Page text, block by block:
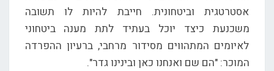
אסטרטגית וביטחונית. חייבת להיות לו תשובה
משכנעת כיצד יוכל בעתיד לתת מענה ביטחוני
לאיומים המתהווים מסידור מרחבי, ברעיון ההפרדה
המוכר: "הם שם ואנחנו כאן ובינינו גדר".